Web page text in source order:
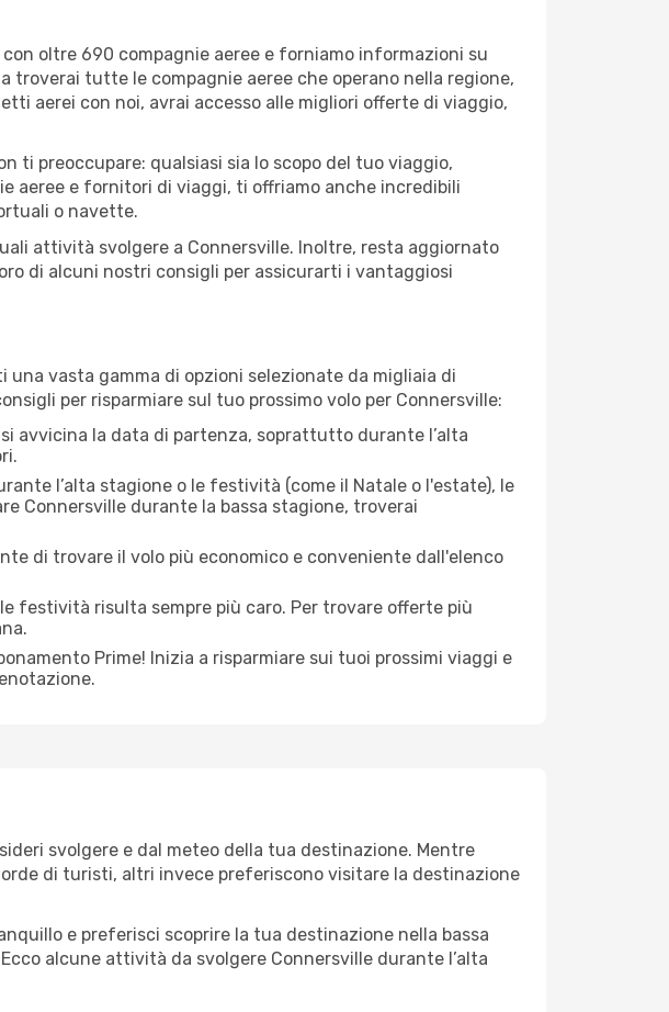
oltre 690 compagnie aeree e forniamo informazioni su
tutte le compagnie aeree che operano nella regione,
aerei con noi, avrai accesso alle migliori offerte di viaggio,
ti preoccupare: qualsiasi sia lo scopo del tuo viaggio,
aeree e fornitori di viaggi, ti offriamo anche incredibili
o navette.
attività svolgere a Connersville. Inoltre, resta aggiornato
di alcuni nostri consigli per assicurarti i vantaggiosi
vasta gamma di opzioni selezionate da migliaia di
per risparmiare sul tuo prossimo volo per Connersville:
avvicina la data di partenza, soprattutto durante l’alta
l’alta stagione o le festività (come il Natale o l'estate), le
Connersville durante la bassa stagione, troverai
di trovare il volo più economico e conveniente dall'elenco
festività risulta sempre più caro. Per trovare offerte più
Prime! Inizia a risparmiare sui tuoi prossimi viaggi e
svolgere e dal meteo della tua destinazione. Mentre
di turisti, altri invece preferiscono visitare la destinazione
e preferisci scoprire la tua destinazione nella bassa
alcune attività da svolgere Connersville durante l’alta